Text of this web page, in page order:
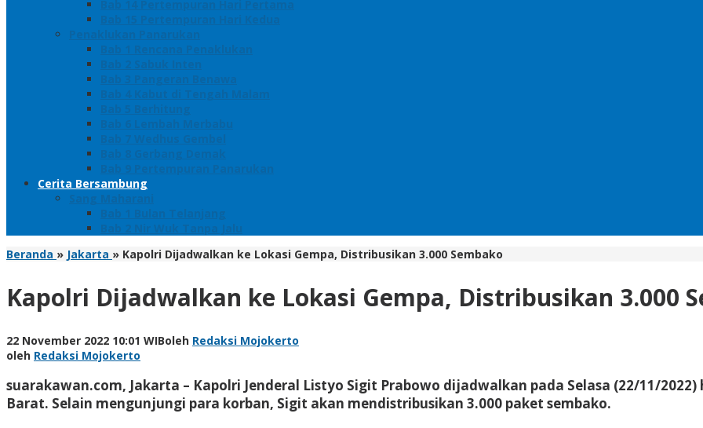
Bab 14 Pertempuran Hari Pertama
Bab 15 Pertempuran Hari Kedua
Penaklukan Panarukan
Bab 1 Rencana Penaklukan
Bab 2 Sabuk Inten
Bab 3 Pangeran Benawa
Bab 4 Kabut di Tengah Malam
Bab 5 Berhitung
Bab 6 Lembah Merbabu
Bab 7 Wedhus Gembel
Bab 8 Gerbang Demak
Bab 9 Pertempuran Panarukan
Cerita Bersambung
Sang Maharani
Bab 1 Bulan Telanjang
Bab 2 Nir Wuk Tanpa Jalu
Beranda » Jakarta » Kapolri Dijadwalkan ke Lokasi Gempa, Distribusikan 3.000 Sembako
Kapolri Dijadwalkan ke Lokasi Gempa, Distribusikan 3.000
22 November 2022 10:01 WIBoleh Redaksi Mojokerto
oleh Redaksi Mojokerto
suarakawan.com, Jakarta – Kapolri Jenderal Listyo Sigit Prabowo dijadwalkan pada Selasa (22/11/
Barat. Selain mengunjungi para korban, Sigit akan mendistribusikan 3.000 paket sembako.